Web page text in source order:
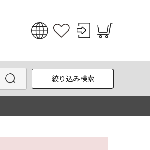
English
한국어
絞り込み検索